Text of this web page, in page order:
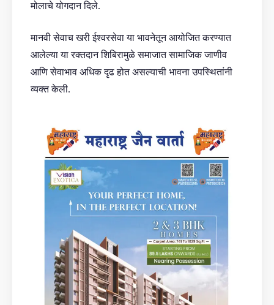
मोलाचे योगदान दिले.
मानवी सेवाच खरी ईश्वरसेवा या भावनेतून आयोजित करण्यात
आलेल्या या रक्तदान शिबिरामुळे समाजात सामाजिक जाणीव
आणि सेवाभाव अधिक दृढ होत असल्याची भावना उपस्थितांनी
व्यक्त केली.